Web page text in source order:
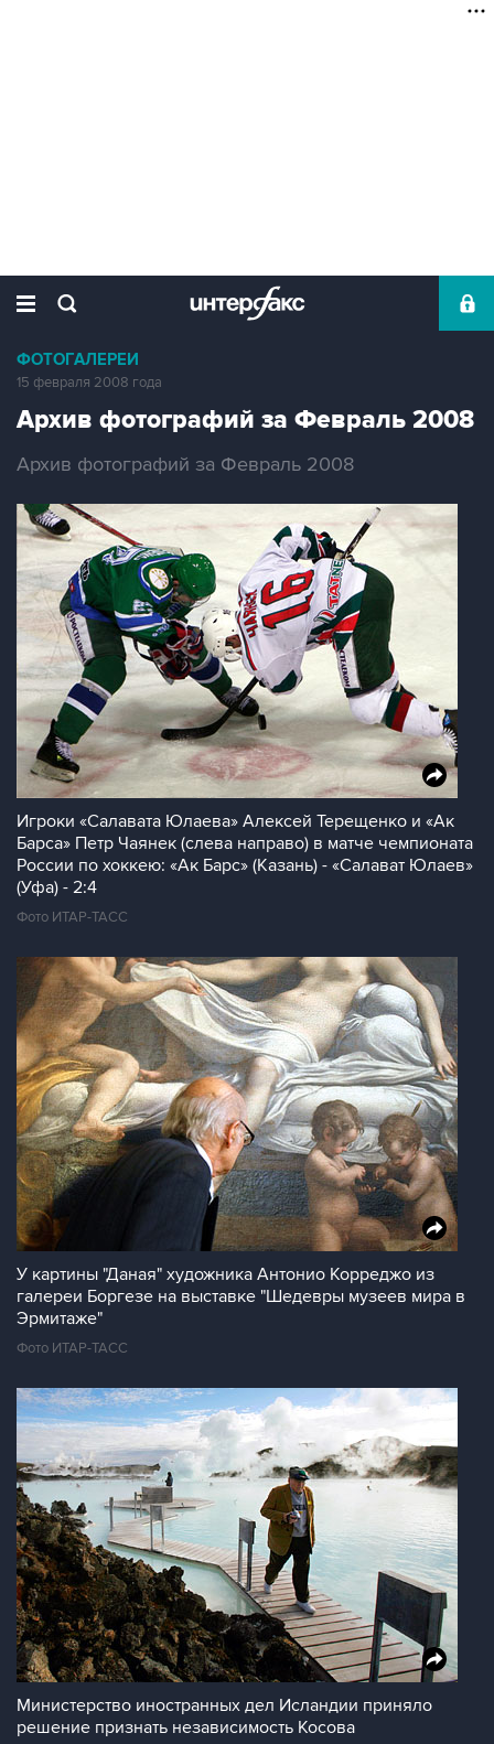
ФОТОГАЛЕРЕИ
15 февраля 2008 года
Архив фотографий за Февраль 2008
Архив фотографий за Февраль 2008
Игроки «Салавата Юлаева» Алексей Терещенко и «Ак
Барса» Петр Чаянек (слева направо) в матче чемпионата
России по хоккею: «Ак Барс» (Казань) - «Салават Юлаев»
(Уфа) - 2:4
Фото ИТАР-ТАСС
У картины "Даная" художника Антонио Корреджо из
галереи Боргезе на выставке "Шедевры музеев мира в
Эрмитаже"
Фото ИТАР-ТАСС
Министерство иностранных дел Исландии приняло
решение признать независимость Косова